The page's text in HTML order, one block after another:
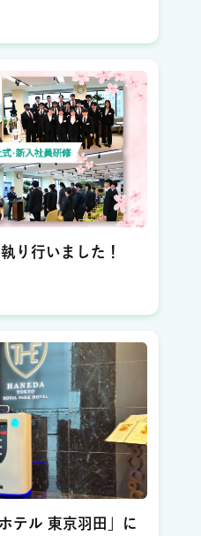
り行いました！
テル 東京羽田」に